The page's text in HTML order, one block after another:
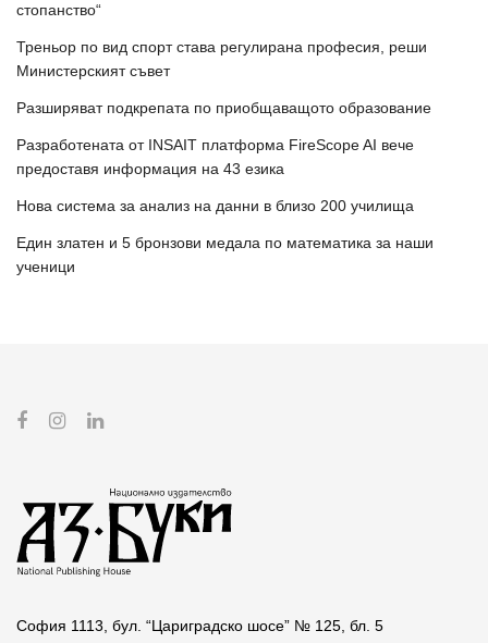
стопанство“
Треньор по вид спорт става регулирана професия, реши
Министерският съвет
Разширяват подкрепата по приобщаващото образование
Разработената от INSAIT платформа FireScope AI вече
предоставя информация на 43 езика
Нова система за анализ на данни в близо 200 училища
Един златен и 5 бронзови медала по математика за наши
ученици
София 1113, бул. “Цариградско шосе” № 125, бл. 5